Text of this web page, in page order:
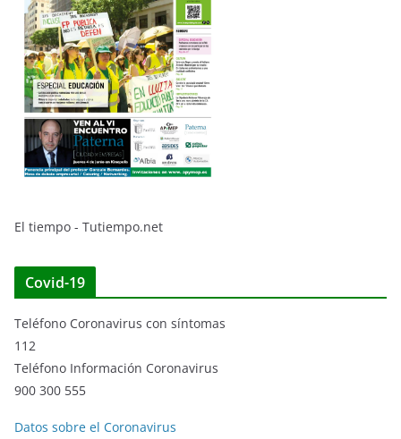
El tiempo - Tutiempo.net
Covid-19
Teléfono Coronavirus con síntomas
112
Teléfono Información Coronavirus
900 300 555
Datos sobre el Coronavirus